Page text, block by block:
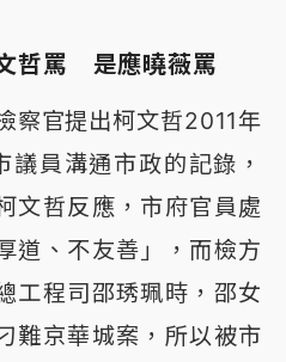
哲罵 是應曉薇罵
察官提出柯文哲2011年
員溝通市政的記錄，
文哲反應，市府官員處
道、不友善」，而檢方
工程司邵琇珮時，邵女
難京華城案，所以被市